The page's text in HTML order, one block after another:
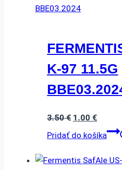
K-97 11.5G
3.50€ Pôvodná
cena
3.50 €.
1.00 €
cena
1.00 €.
Pridať do košíka